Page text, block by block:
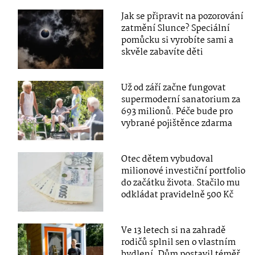
Jak se připravit na pozorování
zatmění Slunce? Speciální
pomůcku si vyrobíte sami a
skvěle zabavíte děti
Už od září začne fungovat
supermoderní sanatorium za
693 milionů. Péče bude pro
vybrané pojištěnce zdarma
Otec dětem vybudoval
milionové investiční portfolio
do začátku života. Stačilo mu
odkládat pravidelně 500 Kč
Ve 13 letech si na zahradě
rodičů splnil sen o vlastním